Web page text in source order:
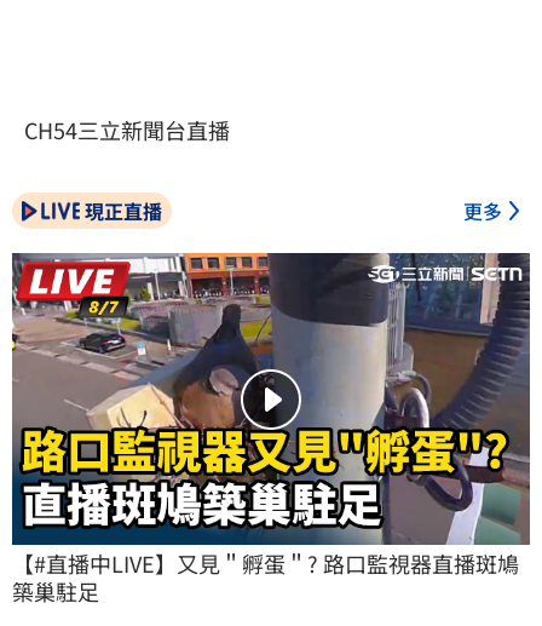
CH54三立新聞台直播
現正直播 更多
【#直播中LIVE】又見＂孵蛋＂? 路口監視器直播斑鳩
築巢駐足